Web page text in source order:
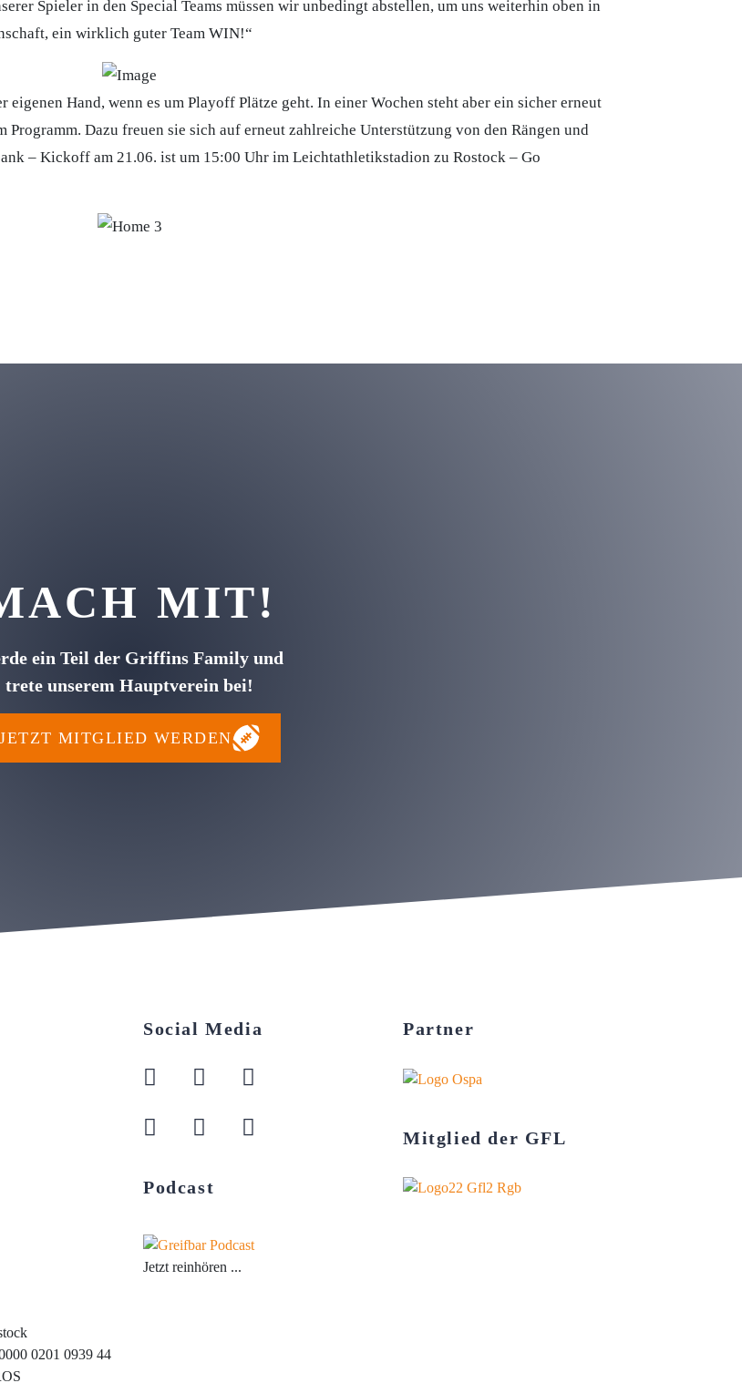
Spieler in den Special Teams müssen wir unbedingt abstellen, um uns weiterhin oben in
ein wirklich guter Team WIN!“
Hand, wenn es um Playoff Plätze geht. In einer Wochen steht aber ein sicher erneut
Dazu freuen sie sich auf erneut zahlreiche Unterstützung von den Rängen und
– Kickoff am 21.06. ist um 15:00 Uhr im Leichtathletikstadion zu Rostock – Go
MIT!
ein Teil der Griffins Family und
trete unserem Hauptverein bei!
JETZT MITGLIED WERDEN
0201 0939 44
Social Media
Podcast
Jetzt reinhören ...
Partner
Mitglied der GFL